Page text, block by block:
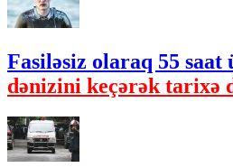
Fasiləsiz olaraq 55 saat
dənizini keçərək tarixə